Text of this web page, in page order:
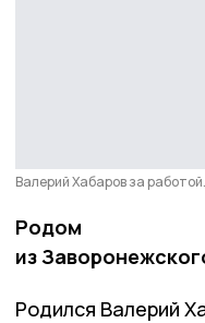
Валерий Хабаров за
Родом
из
Родился Валерий